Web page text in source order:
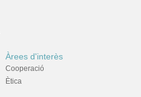
Àrees d'interès
Cooperació
Ètica